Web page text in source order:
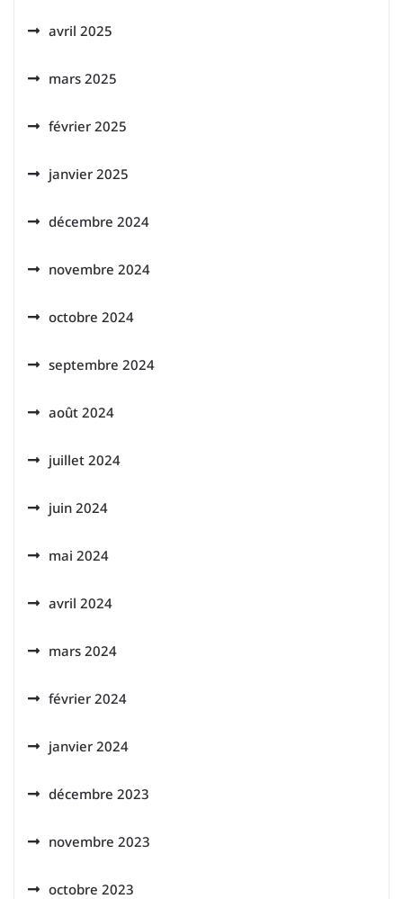
avril 2025
mars 2025
février 2025
janvier 2025
décembre 2024
novembre 2024
octobre 2024
septembre 2024
août 2024
juillet 2024
juin 2024
mai 2024
avril 2024
mars 2024
février 2024
janvier 2024
décembre 2023
novembre 2023
octobre 2023